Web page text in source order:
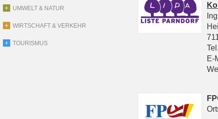
UMWELT & NATUR
WIRTSCHAFT & VERKEHR
TOURISMUS
E-